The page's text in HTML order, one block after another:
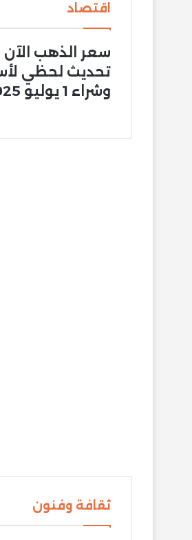
اقتصاد
سعر الذهب
تحديث لحظي
وشراء 1 يوليو 2025
ثقافة وفنون